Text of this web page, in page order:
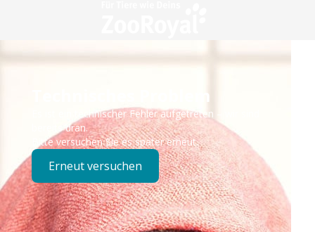
Technisches Problem
Es ist ein technischer Fehler aufgetreten – wir sind
bereits dran.
Bitte versuchen Sie es später erneut.
Erneut versuchen